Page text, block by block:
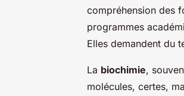
compréhension des
programmes
Elles demandent du
La biochimie,
molécules, certes,